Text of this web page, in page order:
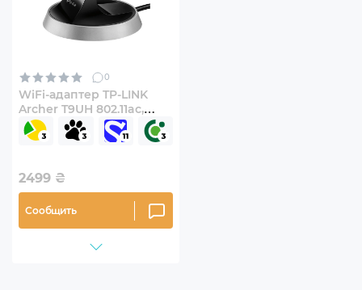
0
WiFi-адаптер TP-LINK
Archer T9UH 802.11ac,
2.4/5 ГГц, AC600, USB 3.0
(ARCHER T9UH)
2499 ₴
Сообщить